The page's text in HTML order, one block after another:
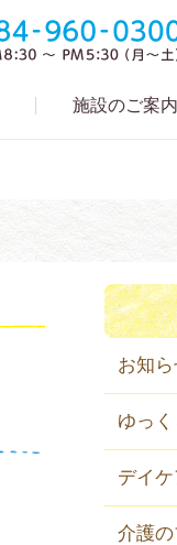
施設のご案内
お知
ゆっ
デイケ
介護